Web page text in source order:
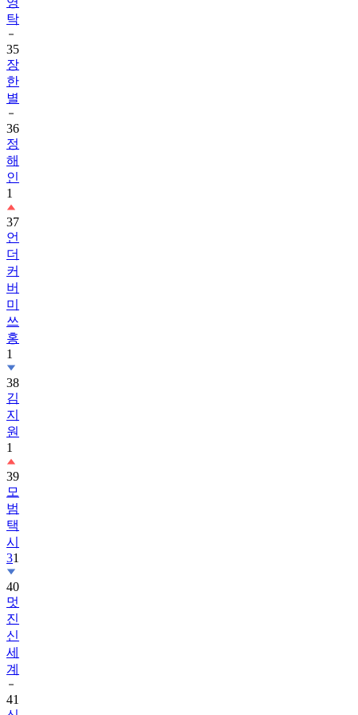
탁
35
장
한
별
36
정
해
인
1
37
언
더
커
버
미
쓰
홍
1
38
김
지
원
1
39
모
범
택
시
31
40
멋
진
신
세
계
41